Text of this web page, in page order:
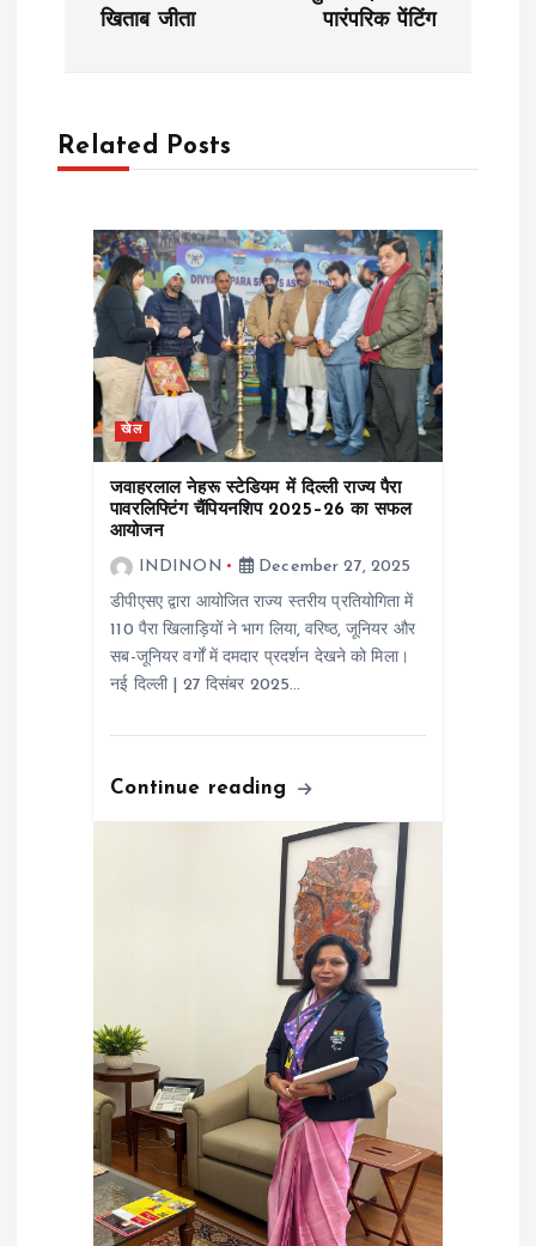
v
खिताब जीता
पारंपरिक पेंटिंग
Related Posts
खेल
जवाहरलाल नेहरू स्टेडियम में दिल्ली राज्य पैरा
पावरलिफ्टिंग चैंपियनशिप 2025–26 का सफल
आयोजन
INDINON
December 27, 2025
डीपीएसए द्वारा आयोजित राज्य स्तरीय प्रतियोगिता में
110 पैरा खिलाड़ियों ने भाग लिया, वरिष्ठ, जूनियर और
सब-जूनियर वर्गों में दमदार प्रदर्शन देखने को मिला।
नई दिल्ली | 27 दिसंबर 2025…
Continue reading